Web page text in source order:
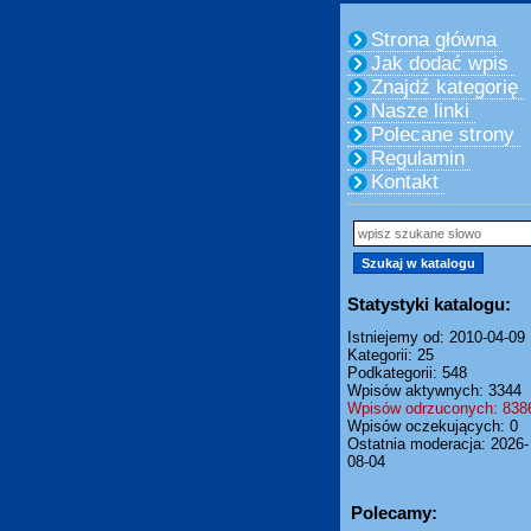
Strona główna
Jak dodać wpis
Znajdź kategorię
Nasze linki
Polecane strony
Regulamin
Kontakt
Statystyki katalogu:
Istniejemy od: 2010-04-09
Kategorii: 25
Podkategorii: 548
Wpisów aktywnych: 3344
Wpisów odrzuconych:
Wpisów oczekujących: 0
Ostatnia moderacja: 2026-
08-04
Polecamy: